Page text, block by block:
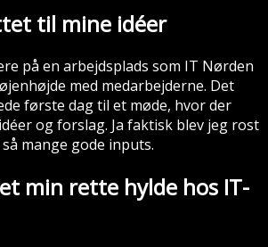
til mine idéer
på en arbejdsplads som IT Nørden
med medarbejderne. Det
første dag til et møde, hvor der
og forslag. Ja faktisk blev jeg rost
mange gode inputs.
min rette hylde hos IT-